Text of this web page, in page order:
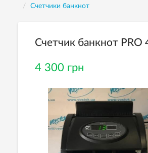
Счетчики банкнот
Счетчик банкнот PRO
4 300 грн